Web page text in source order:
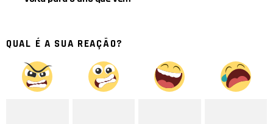
QUAL É A SUA REAÇÃO?